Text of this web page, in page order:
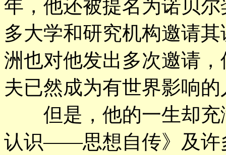
年，他还被提名为诺贝
多大学和研究机构邀请
洲也对他发出多次邀请
夫已然成为有世界影响的
但是，他的一生却充
认识——思想自传》及许